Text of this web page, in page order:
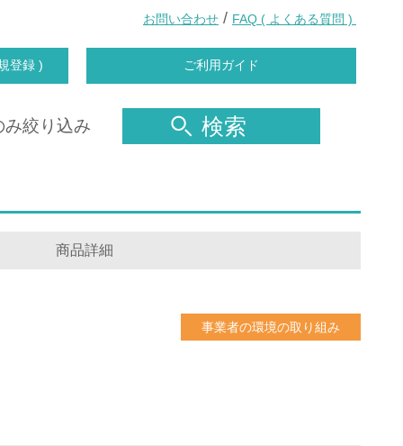
お問い合わせ / FAQ ( よくある質問 )
登録 ) ご利用ガイド
み絞り込み 検索
商品詳細
事業者の環境の取り組み